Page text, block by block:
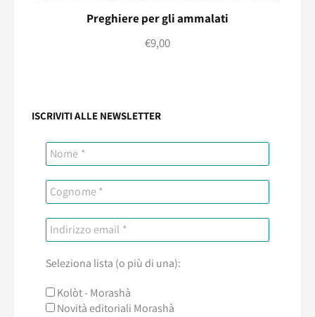
Preghiere per gli ammalati
€9,00
ISCRIVITI ALLE NEWSLETTER
Seleziona lista (o più di una):
Kolòt - Morashà
Novità editoriali Morashà